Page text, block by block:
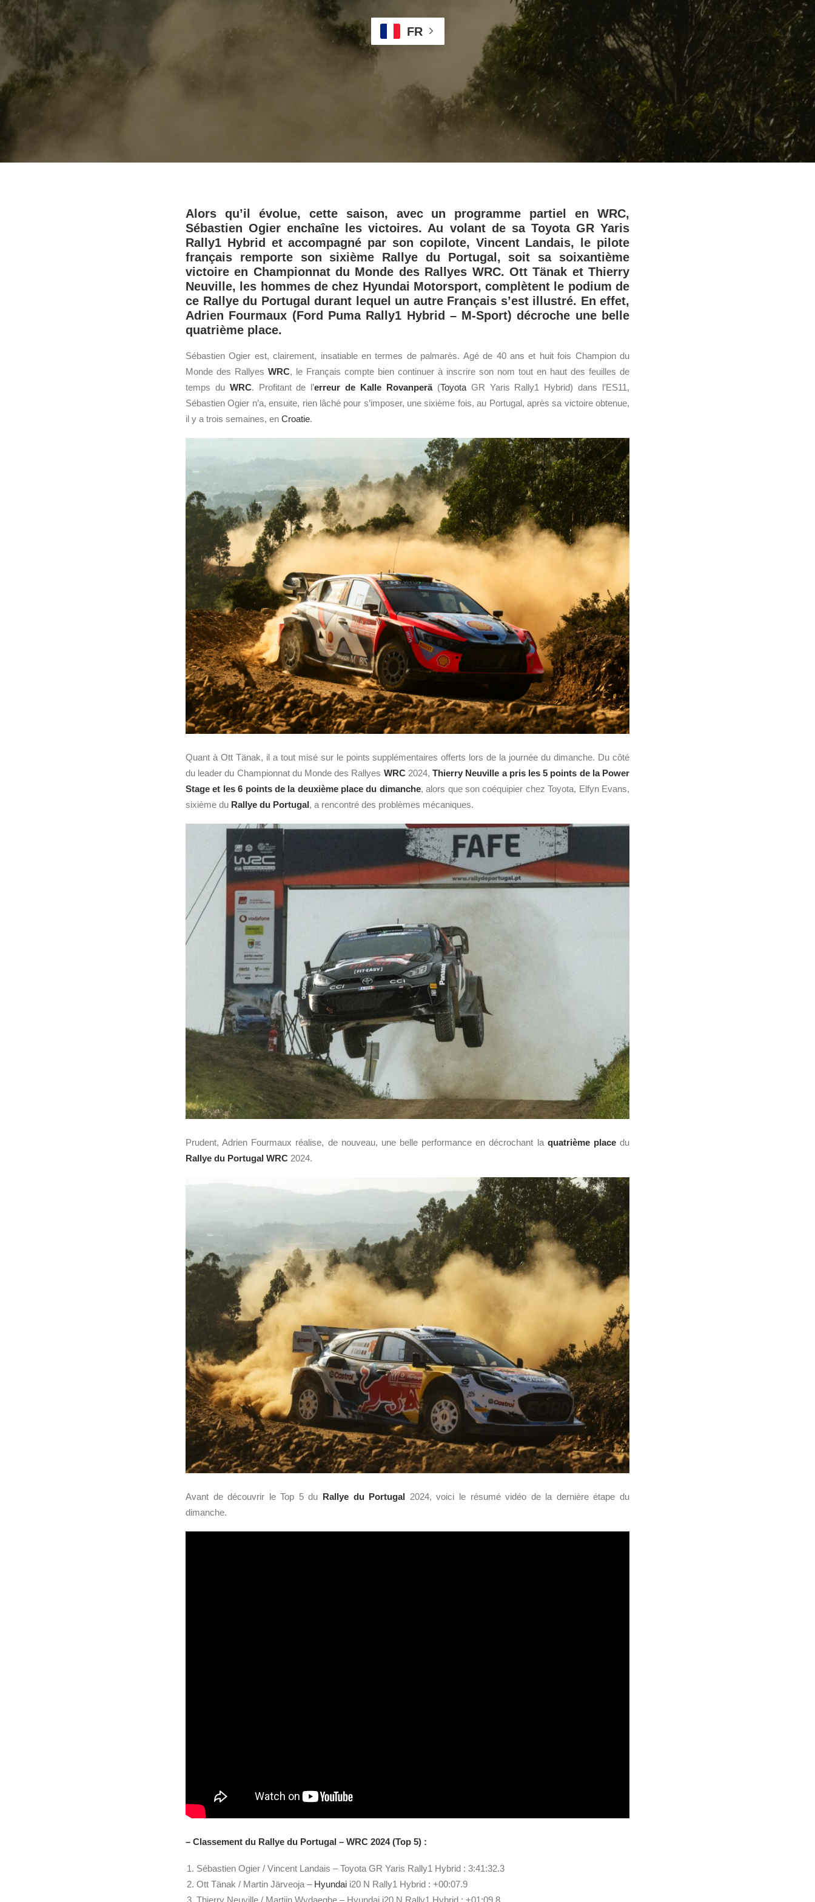
FR
Alors qu’il évolue, cette saison, avec un programme partiel en WRC,
Sébastien Ogier enchaîne les victoires. Au volant de sa Toyota GR Yaris
Rally1 Hybrid et accompagné par son copilote, Vincent Landais, le pilote
français remporte son sixième Rallye du Portugal, soit sa soixantième
victoire en Championnat du Monde des Rallyes WRC. Ott Tänak et Thierry
Neuville, les hommes de chez Hyundai Motorsport, complètent le podium de
ce Rallye du Portugal durant lequel un autre Français s’est illustré. En effet,
Adrien Fourmaux (Ford Puma Rally1 Hybrid – M-Sport) décroche une belle
quatrième place.
Sébastien Ogier est, clairement, insatiable en termes de palmarès. Agé de 40 ans et huit fois Champion du
Monde des Rallyes WRC, le Français compte bien continuer à inscrire son nom tout en haut des feuilles de
temps du WRC. Profitant de l’erreur de Kalle Rovanperä(ToyotaGR Yaris Rally1 Hybrid) dans l’ES11,
Sébastien Ogier n’a, ensuite, rien lâché pour s’imposer, une sixième fois, au Portugal, après sa victoire obtenue,
il y a trois semaines, en Croatie.
Quant à Ott Tänak, il a tout misé sur le points supplémentaires offerts lors de la journée du dimanche. Du côté
du leader du Championnat du Monde des Rallyes WRC2024,Thierry Neuville a pris les 5 points de la Power
Stage et les 6 points de la deuxième place du dimanche, alors que son coéquipier chez Toyota, Elfyn Evans,
sixième du Rallye du Portugal, a rencontré des problèmes mécaniques.
Prudent, Adrien Fourmaux réalise, de nouveau, une belle performance en décrochant la quatrième placedu
Rallye du Portugal WRC 2024.
Avant de découvrir le Top 5 du Rallye du Portugal 2024, voici le résumé vidéo de la dernière étape du
dimanche.
– Classement du Rallye du Portugal – WRC 2024 (Top 5) :
Sébastien Ogier / Vincent Landais – Toyota GR Yaris Rally1 Hybrid : 3:41:32.3
Ott Tänak / Martin Järveoja – Hyundai i20 N Rally1 Hybrid : +00:07.9
Thierry Neuville / Martijn Wydaeghe – Hyundai i20 N Rally1 Hybrid : +01:09.8